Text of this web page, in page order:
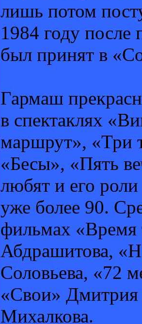
лишь потом
1984 году после
был принят в
Гармаш
в спектаклях
маршрут», «Три
«Бесы», «Пять
любят и его
уже более 90.
фильмах «Время
Абдрашитова,
Соловьева, «72
«Свои»
Михалкова.